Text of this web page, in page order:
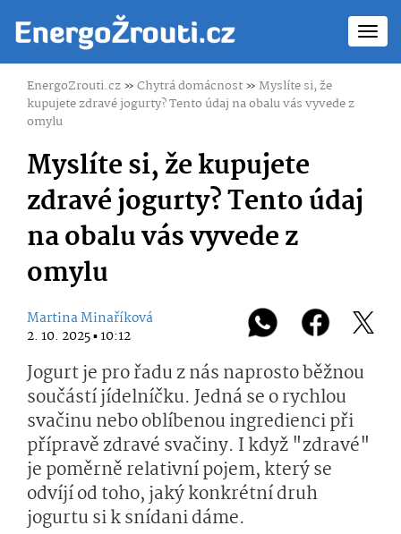
EnergoZrouti.cz»Chytrá domácnost»Myslíte si, že
kupujete zdravé jogurty? Tento údaj na obalu vás vyvede z
omylu
Myslíte si, že kupujete
zdravé jogurty? Tento údaj
na obalu vás vyvede z
omylu
Martina Minaříková
2. 10. 2025 ▪ 10:12
Jogurt je pro řadu z nás naprosto běžnou
součástí jídelníčku. Jedná se o rychlou
svačinu nebo oblíbenou ingredienci při
přípravě zdravé svačiny. I když "zdravé"
je poměrně relativní pojem, který se
odvíjí od toho, jaký konkrétní druh
jogurtu si k snídani dáme.